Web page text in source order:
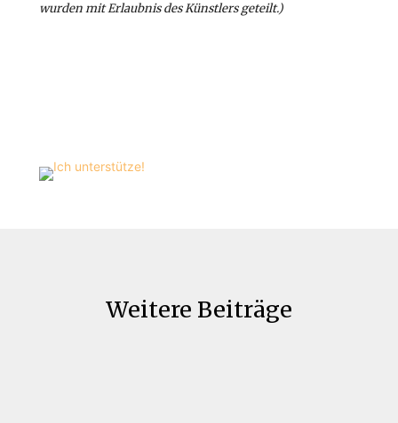
wurden mit Erlaubnis des Künstlers geteilt.)
Weitere Beiträge